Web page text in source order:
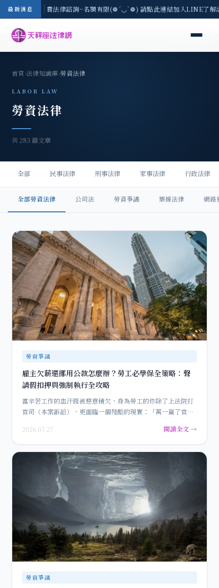
最新消息
) 現場免費法律諮詢~名額有限(❁´◡`❁) 請點此連結加入LINE了解
首頁›法律知識庫›勞資法律
LABOR LAW
勞資法律
共 283 篇文章
全部 民事法律 刑事法律 家事法律 行政法律
全部勞資法律 公司法 勞資爭議 票據法律 網路
勞資爭議
雇主欠薪還挪用公款怎麼辦？勞工必學保全策略：聲
請假扣押與強制執行全攻略
當辛苦工作的血汗錢被惡意積欠，身為勞工的你除了上法院打
官司（本案訴訟），更面臨一個殘酷的現實：「萬一贏了官
2026.07.27 閱讀全文 →
勞資爭議